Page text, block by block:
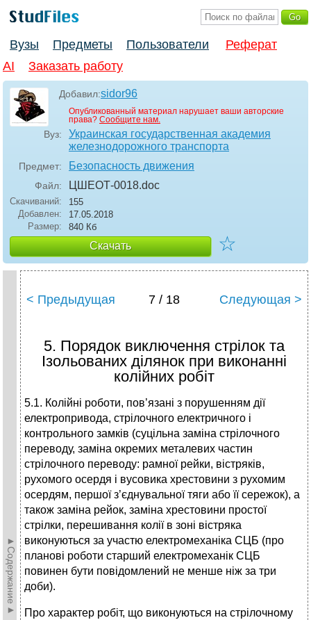
Вузы Предметы Пользователи
Реферат
AI
Заказать работу
Добавил:sidor96
Опубликованный материал нарушает ваши авторские
права? Сообщите нам.
Вуз:
Украинская государственная академия
железнодорожного транспорта
Предмет: Безопасность движения
Файл: ЦШЕОТ-0018.doc
Скачиваний:
155
Добавлен:
17.05.2018
Размер:
840 Кб
Скачать ☆
►Содержание►
< Предыдущая 7 / 18 Следующая >
5. Порядок виключення стрілок та
Ізольованих ділянок при виконанні
колійних робіт
5.1. Колійні роботи, пов’язані з порушенням дії
електропривода, стрілочного електричного і
контрольного замків (суцільна заміна стрілочного
переводу, заміна окремих металевих частин
стрілочного переводу: рамної рейки, вістряків,
рухомого осердя і вусовика хрестовини з рухомим
осердям, першої з’єднувальної тяги або її сережок), а
також заміна рейок, заміна хрестовини простої
стрілки, перешивання колії в зоні вістряка
виконуються за участю електромеханіка СЦБ (про
планові роботи старший електромеханік СЦБ
повинен бути повідомлений не менше ніж за три
доби).
Про характер робіт, що виконуються на стрілочному